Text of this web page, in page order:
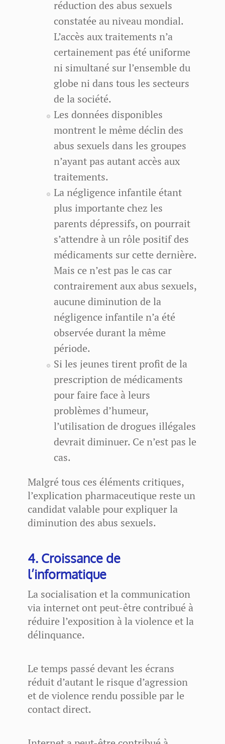
réduction des abus sexuels
constatée au niveau mondial.
L’accès aux traitements n’a
certainement pas été uniforme
ni simultané sur l’ensemble du
globe ni dans tous les secteurs
de la société.
Les données disponibles
montrent le même déclin des
abus sexuels dans les groupes
n’ayant pas autant accès aux
traitements.
La négligence infantile étant
plus importante chez les
parents dépressifs, on pourrait
s’attendre à un rôle positif des
médicaments sur cette dernière.
Mais ce n’est pas le cas car
contrairement aux abus sexuels,
aucune diminution de la
négligence infantile n’a été
observée durant la même
période.
Si les jeunes tirent profit de la
prescription de médicaments
pour faire face à leurs
problèmes d’humeur,
l’utilisation de drogues illégales
devrait diminuer. Ce n’est pas le
cas.
Malgré tous ces éléments critiques,
l’explication pharmaceutique reste un
candidat valable pour expliquer la
diminution des abus sexuels.
4. Croissance de
l’informatique
La socialisation et la communication
via internet ont peut-être contribué à
réduire l’exposition à la violence et la
délinquance.
Le temps passé devant les écrans
réduit d’autant le risque d’agression
et de violence rendu possible par le
contact direct.